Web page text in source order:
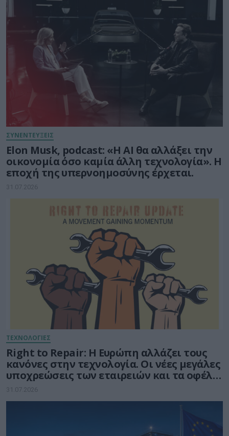
ΣΥΝΕΝΤΕΥΞΕΙΣ
Elon Musk, podcast: «Η AI θα αλλάξει την
οικονομία όσο καμία άλλη τεχνολογία». Η
εποχή της υπερνοημοσύνης έρχεται.
31.07.2026
ΤΕΧΝΟΛΟΓΙΕΣ
Right to Repair: Η Ευρώπη αλλάζει τους
κανόνες στην τεχνολογία. Οι νέες μεγάλες
υποχρεώσεις των εταιρειών και τα οφέλη
για τους καταναλωτές
31.07.2026